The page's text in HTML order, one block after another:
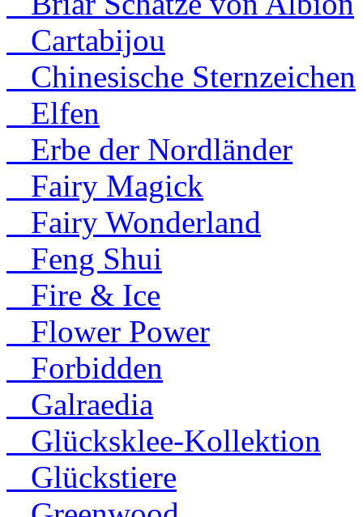
Cartabijou
Chinesische Sternzeichen
Elfen
Erbe der Nordländer
Fairy Magick
Fairy Wonderland
Feng Shui
Fire & Ice
Flower Power
Forbidden
Galraedia
Glücksklee-Kollektion
Glückstiere